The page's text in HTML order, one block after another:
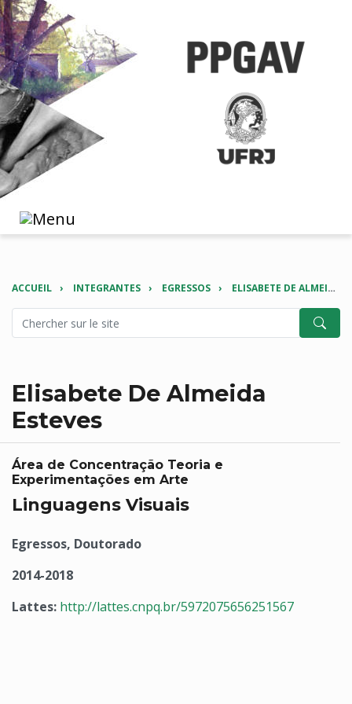
ACCUEIL INTEGRANTES EGRESSOS ELISABETE DE ALMEIDA ESTEVES
Elisabete De Almeida
Esteves
Área de Concentração Teoria e
Experimentações em Arte
Linguagens Visuais
Egressos, Doutorado
2014-2018
Lattes: http://lattes.cnpq.br/5972075656251567